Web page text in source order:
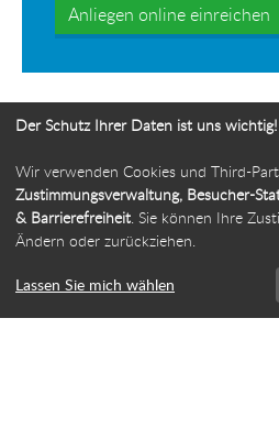
Anliegen online einreichen
Ihr Weg zur
© 2026 Die Bürgerbeauftragte
Der Schutz Ihrer Daten ist uns wichtig!
Wir verwenden Cookies und Third-
Zustimmungsverwaltung, Besucher-
& Barrierefreiheit. Sie können Ihre
Ändern oder zurückziehen.
Lassen Sie mich wählen